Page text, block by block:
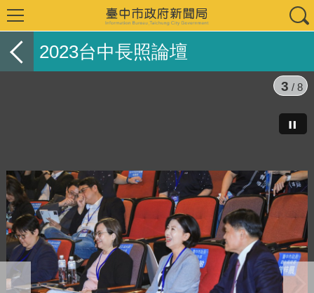
2023台中長照論壇
3 / 8